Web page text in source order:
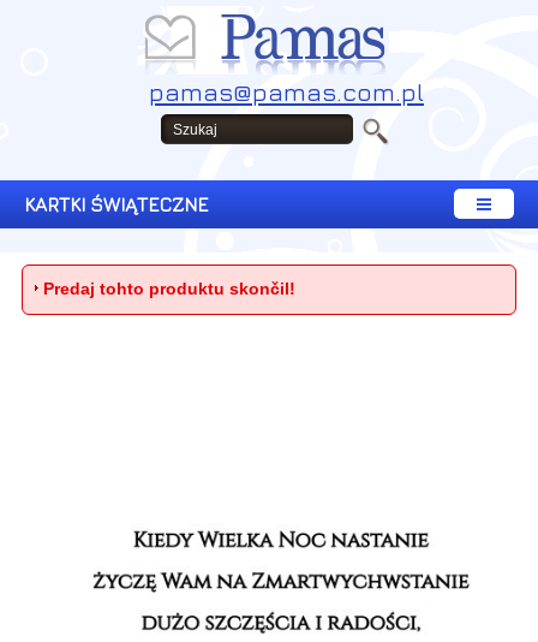
pamas@pamas.com.pl
KARTKI ŚWIĄTECZNE
Predaj tohto produktu skončil!
Copyright © 2008 - 2026 Pamas. Wszelkie prawa zastrzeżone.